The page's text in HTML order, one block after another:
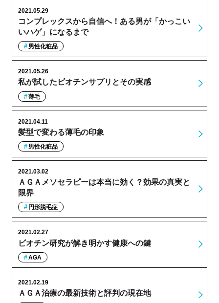
コンプレックスから自信へ！ある男が「かっこい
いハゲ」になるまで
2021.05.29
男性化粧品
私が試したビオチンサプリとその実感
2021.05.26
薄毛
髪型で変わる薄毛の印象
2021.04.11
男性化粧品
ＡＧＡメソセラピーは本当に効く？効果の真実と
限界
2021.03.02
円形脱毛症
ビオチン研究が解き明かす健康への鍵
2021.02.27
AGA
ＡＧＡ治療の最新技術と評判の現在地
2021.02.19